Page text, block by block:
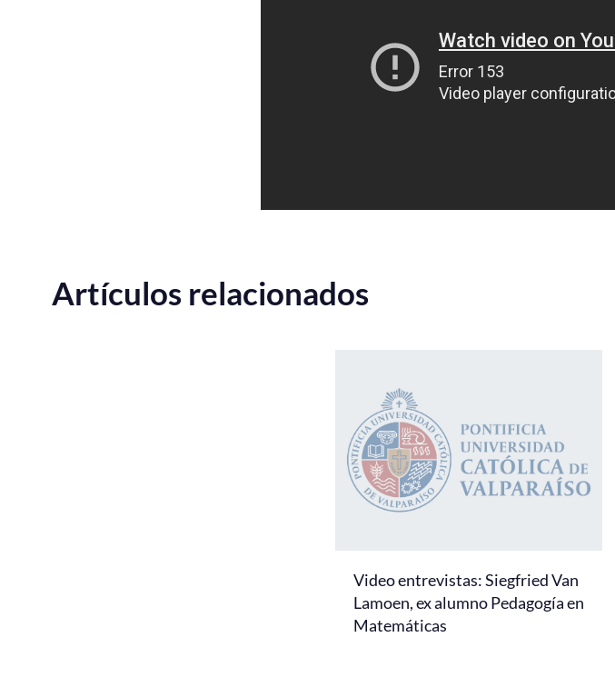
Artículos relacionados
Video entrevistas: Siegfried Van
Lamoen, ex alumno Pedagogía en
Matemáticas